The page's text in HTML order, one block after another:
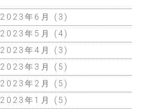
2023年6月
(3)
2023年5月
(4)
2023年4月
(3)
2023年3月
(5)
2023年2月
(5)
2023年1月
(5)